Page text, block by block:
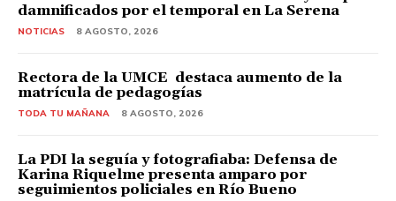
damnificados por el temporal en La Serena
NOTICIAS 8 AGOSTO, 2026
Rectora de la UMCE destaca aumento de la
matrícula de pedagogías
TODA TU MAÑANA 8 AGOSTO, 2026
La PDI la seguía y fotografiaba: Defensa de
Karina Riquelme presenta amparo por
seguimientos policiales en Río Bueno